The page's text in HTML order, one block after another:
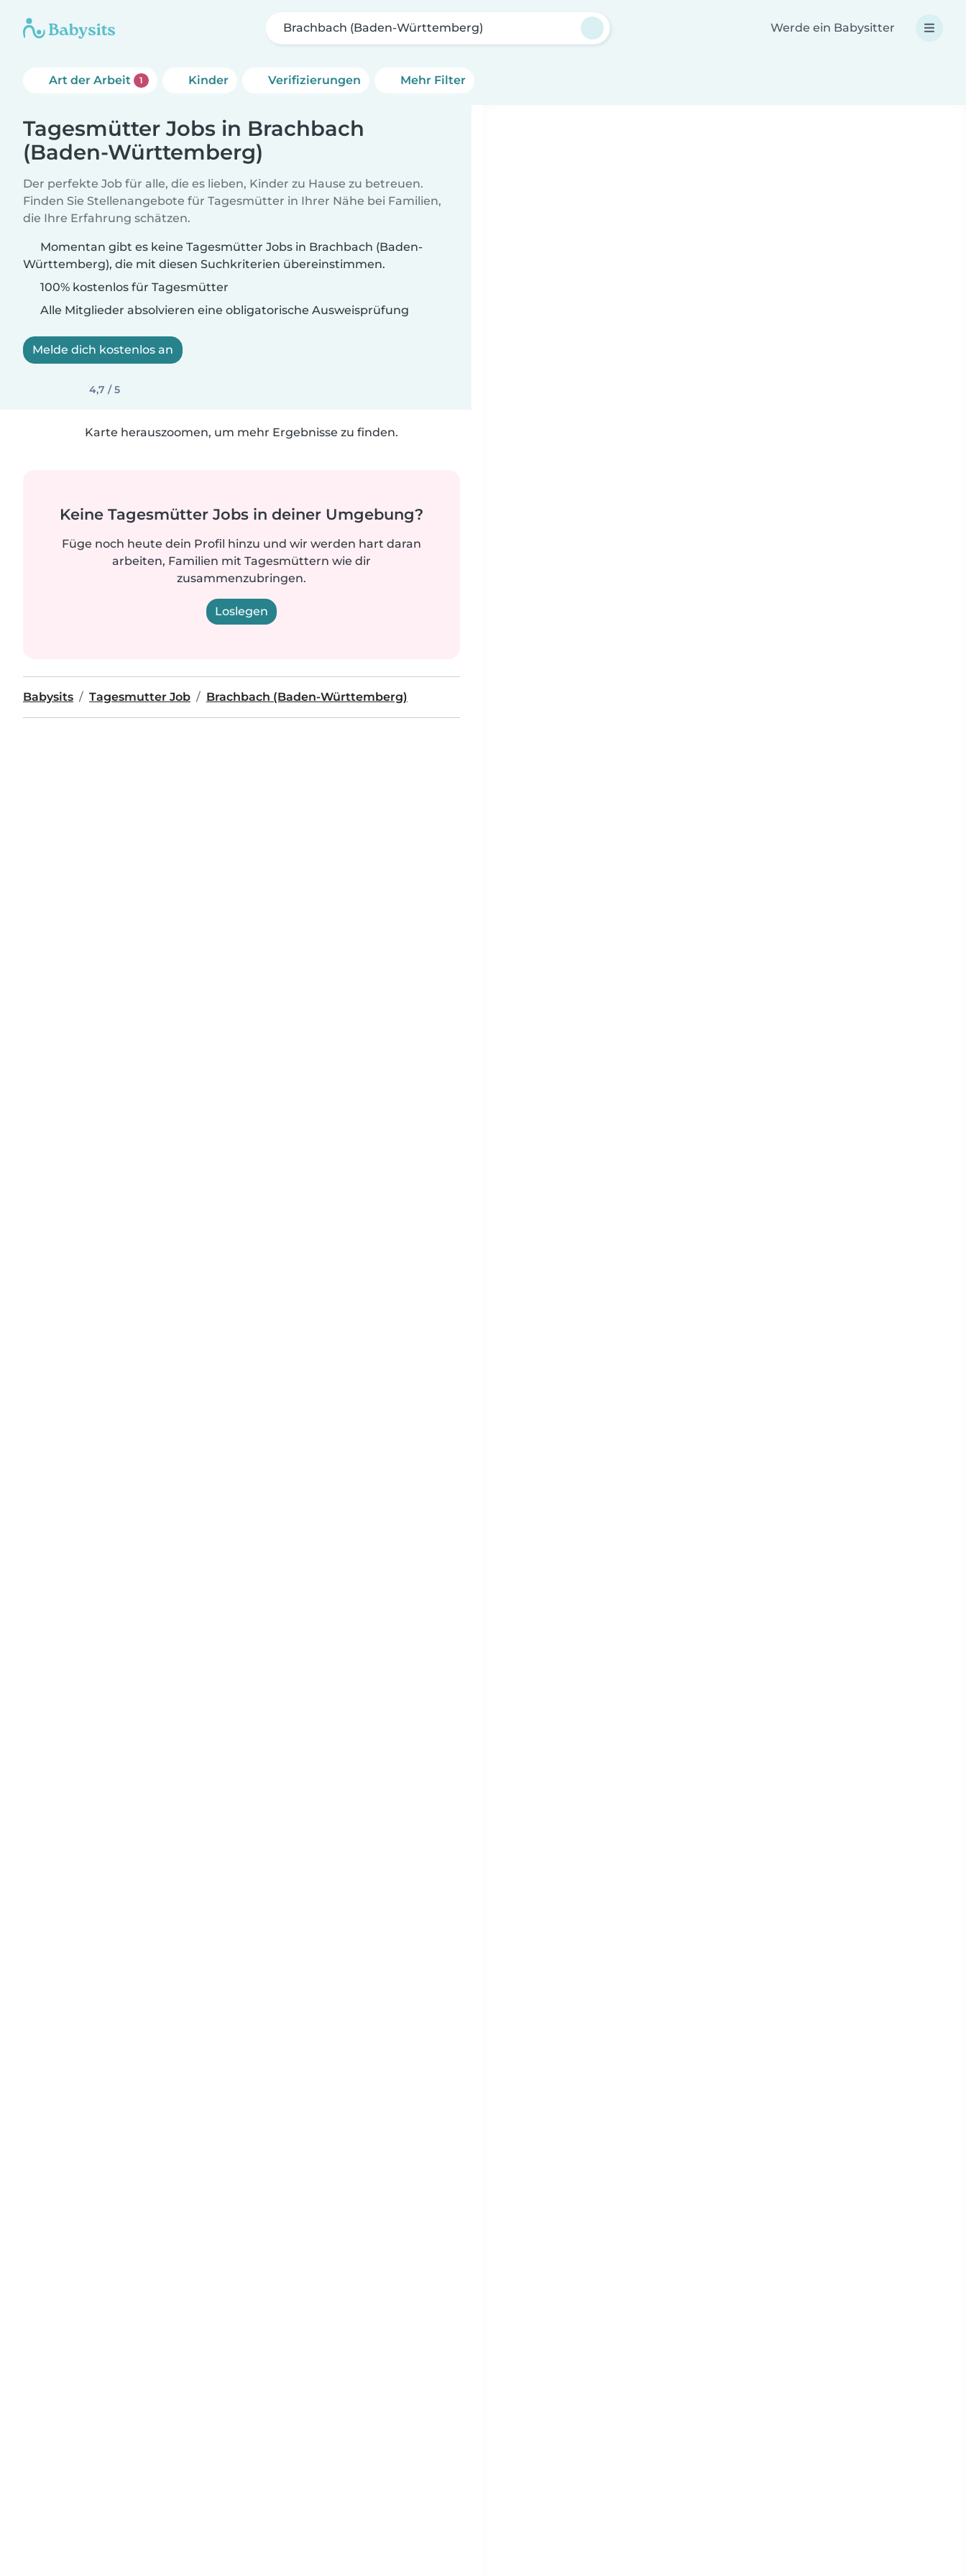
Brachbach (Baden-Württemberg) Werde ein Babysitter
Art der Arbeit 1 Kinder Verifizierungen Mehr Filter
Tagesmütter Jobs in Brachbach
(Baden-Württemberg)
Der perfekte Job für alle, die es lieben, Kinder zu Hause zu betreuen.
Finden Sie Stellenangebote für Tagesmütter in Ihrer Nähe bei Familien,
die Ihre Erfahrung schätzen.
Momentan gibt es keine Tagesmütter Jobs in Brachbach (Baden-
Württemberg), die mit diesen Suchkriterien übereinstimmen.
100% kostenlos für Tagesmütter
Alle Mitglieder absolvieren eine obligatorische Ausweisprüfung
Melde dich kostenlos an
4,7 / 5
Karte herauszoomen, um mehr Ergebnisse zu finden.
Keine Tagesmütter Jobs in deiner Umgebung?
Füge noch heute dein Profil hinzu und wir werden hart daran
arbeiten, Familien mit Tagesmüttern wie dir
zusammenzubringen.
Loslegen
Babysits Tagesmutter Job Brachbach (Baden-Württemberg)